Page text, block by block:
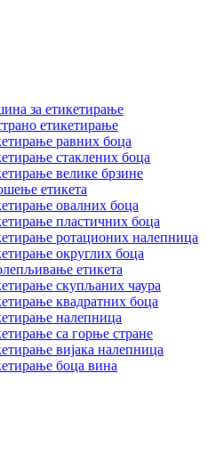
за етикетирање
етикетирање
равних боца
стаклених боца
велике брзине
етикета
овалних боца
пластичних боца
ротационих налепница
округлих боца
етикета
скупљаних чаура
квадратних боца
налепница
са горње стране
вијака налепница
боца вина